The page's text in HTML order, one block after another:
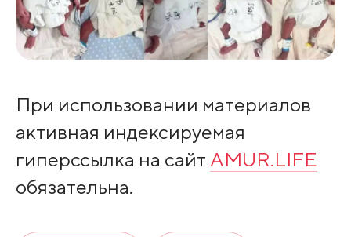
При использовании материалов
активная индексируемая
гиперссылка на сайт AMUR.LIFE
обязательна.